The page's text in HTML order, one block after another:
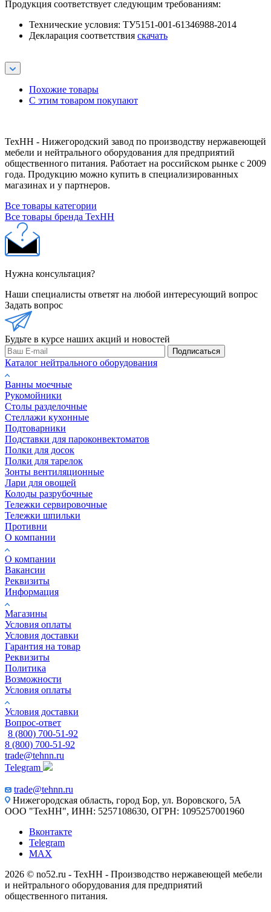
Продукция соответствует следующим требованиям:
Технические условия: ТУ5151-001-61346988-2014
Декларация соответствия скачать
Похожие товары
С этим товаром покупают
ТехНН - Нижегородский завод по производству нержавеющей
мебели и нейтрального оборудования для предприятий
общественного питания. Работает на российском рынке с 2009
года. Продукцию можно купить в специализированных
магазинах и у партнеров.
Все товары категории
Все товары бренда ТехНН
Нужна консультация?
Наши специалисты ответят на любой интересующий вопрос
Задать вопрос
Будьте в курсе наших акций и новостей
Подписаться
Каталог нейтрального оборудования
Ванны моечные
Рукомойники
Столы разделочные
Стеллажи кухонные
Подтоварники
Подставки для пароконвектоматов
Полки для досок
Полки для тарелок
Зонты вентиляционные
Лари для овощей
Колоды разрубочные
Тележки сервировочные
Тележки шпильки
Противни
О компании
О компании
Вакансии
Реквизиты
Информация
Магазины
Условия оплаты
Условия доставки
Гарантия на товар
Реквизиты
Политика
Возможности
Условия оплаты
Условия доставки
Вопрос-ответ
8 (800) 700-51-92
8 (800) 700-51-92
trade@tehnn.ru
Telegram
trade@tehnn.ru
Нижегородская область, город Бор, ул. Воровского, 5А
ООО "ТехНН", ИНН: 5257108630, ОГРН: 1095257001960
Вконтакте
Telegram
MAX
2026 © no52.ru - ТехНН - Производство нержавеющей мебели
и нейтрального оборудования для предприятий
общественного питания.